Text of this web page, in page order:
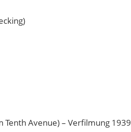
Tenth Avenue) – Verfilmung 1939